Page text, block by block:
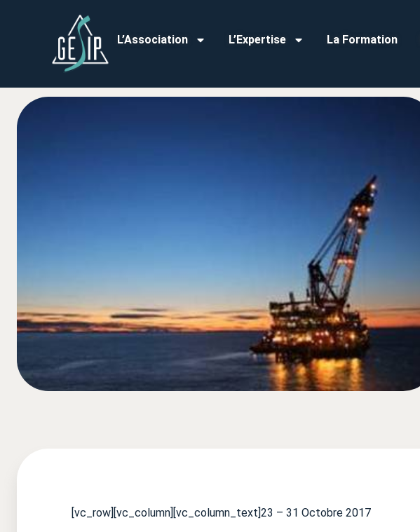
L’Association L’Expertise La Formation
[vc_row][vc_column][vc_column_text]23 – 31 Octobre 2017